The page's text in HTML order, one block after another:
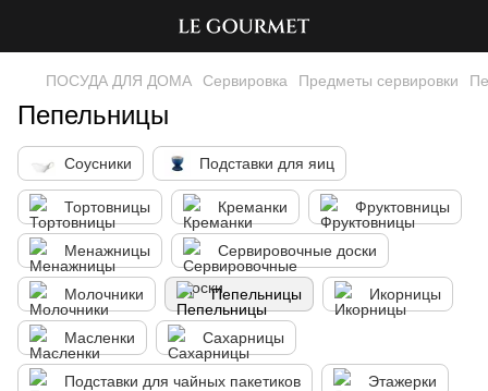
ПОСУДА ДЛЯ ДОМА Сервировка Предметы сервировки
Пепельницы
Соусники Подставки для яиц
Тортовницы Креманки Фруктовницы
Менажницы Сервировочные доски
Молочники Пепельницы Икорницы
Масленки Сахарницы
Подставки для чайных пакетиков Этажерки